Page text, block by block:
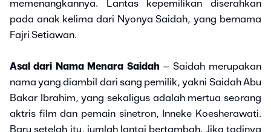
memenangkannya. Lantas kepemilikan diserahkan
pada anak kelima dari Nyonya Saidah, yang bernama
Fajri Setiawan.
Asal dari Nama Menara Saidah – Saidah merupakan
nama yang diambil dari sang pemilik, yakni Saidah Abu
Bakar Ibrahim, yang sekaligus adalah mertua seorang
aktris film dan pemain sinetron, Inneke Koesherawati.
Baru setelah itu, jumlah lantai bertambah. Jika tadinya